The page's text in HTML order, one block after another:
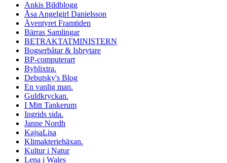
Ankis Bildblogg
Åsa Angelgirl Danielsson
Äventyret Framtiden
Bärras Samlingar
BETRAKTATMINISTERN
Bogserbåtar & Isbrytare
BP-computerart
Byblixtra.
Debutsky's Blog
En vanlig man.
Guldkryckan.
I Mitt Tankerum
Ingrids sida.
Janne Nordh
KajsaLisa
Klimakteriehäxan.
Kultur i Natur
Lena i Wales